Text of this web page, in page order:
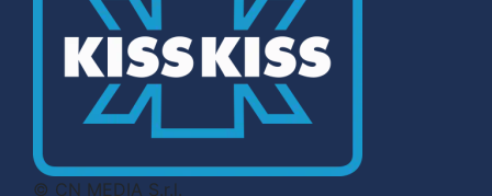
© CN MEDIA S.r.l.